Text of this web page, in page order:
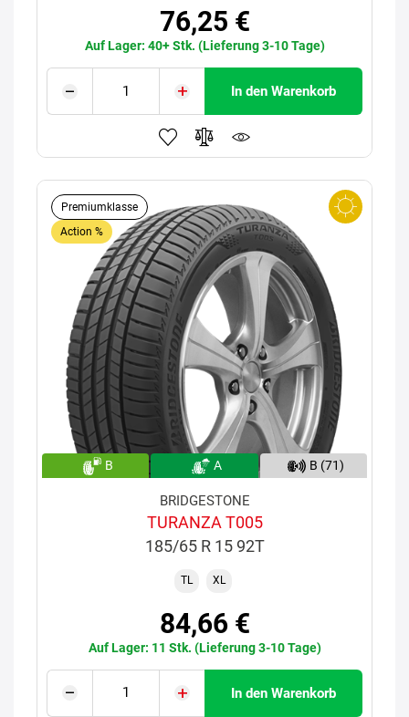
76,25 €
Auf Lager: 40+ Stk. (Lieferung 3-10 Tage)
In den Warenkorb
Premiumklasse
Action %
B A B (71)
BRIDGESTONE
TURANZA T005
185/65 R 15 92T
TL XL
84,66 €
Auf Lager: 11 Stk. (Lieferung 3-10 Tage)
In den Warenkorb